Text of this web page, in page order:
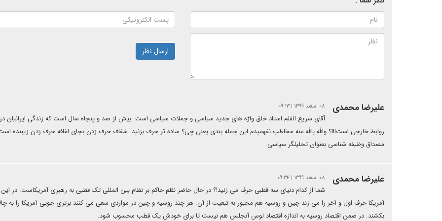
ارسال نظر
علیرضا محمدی ۰۸ اسفند ۱۳۹۹ | ۰۹:۱۳
آقای سریع القلم استاد خلق واڑه های جدید سیاسی و جملات سیاسی است. بیش از صد و پنجاه سال است که زندگی ایرانیان
روابط خارجی است!!!؟ والله بالله منه مخاطب نفهمیدم این جمله بندی یعنی چی؟ ساده تر حرف بزنید. شفاف حرف زدن بجای لفافه حرف زدن زیبنده
مصداق وظیفه شناسی بعنوان تحلیلگر سیاسی.
علیرضا محمدی ۰۸ اسفند ۱۳۹۹ | ۰۹:۳۴
شما از کدام دنیای سه قطبی حرف می زنید!؟ در حال حاضر نظم حاکم بر نظام بین المللی تک قطبی به رهبری آمریکاست. در
آمریکا حرف اول و آخر را می زند چین و روسیه هم مجبور به تبعیت از آن. هر چند روسیه و چین در مواردی سعی می کنند برتری جویی آمریکا را به
بکشند. در ضمن اقتصاد روسیه به اندازه اقتصاد لوس آنجلس هم نیست تا برای خودش یک قطب محسوب شود.